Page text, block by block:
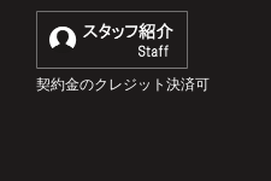
契約金のクレジット決済可